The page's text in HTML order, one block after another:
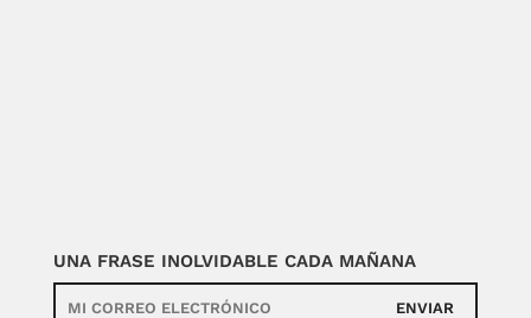
UNA FRASE INOLVIDABLE CADA MAÑANA
ENVIAR